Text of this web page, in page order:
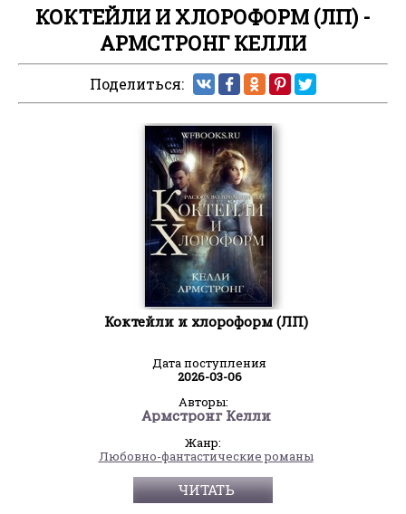
КОКТЕЙЛИ И ХЛОРОФОРМ (ЛП) -
АРМСТРОНГ КЕЛЛИ
Поделиться:
Коктейли и хлороформ (ЛП)
Дата поступления
2026-03-06
Авторы:
Армстронг Келли
Жанр:
Любовно-фантастические романы
ЧИТАТЬ